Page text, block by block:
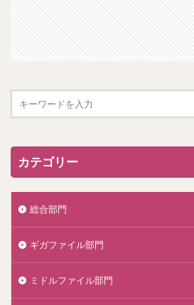
カテゴリー
総合部門
ギガファイル部門
ミドルファイル部門